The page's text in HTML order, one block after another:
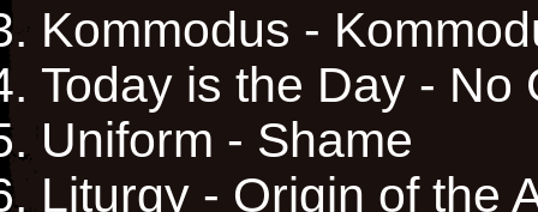
Kommodus -
Today is the Day - No
Uniform - Shame
Liturgy - Origin of the